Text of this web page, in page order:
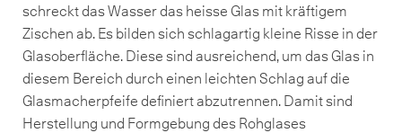
schreckt das Wasser das heisse Glas mit kräftigem
Zischen ab. Es bilden sich schlagartig kleine Risse in der
Glasoberfläche. Diese sind ausreichend, um das Glas in
diesem Bereich durch einen leichten Schlag auf die
Glasmacherpfeife definiert abzutrennen. Damit sind
Herstellung und Formgebung des Rohglases